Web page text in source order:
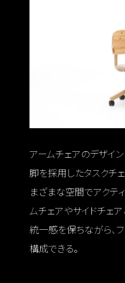
アームチェアのデザイ
脚を採用したタスクチェ
まざまな空間でアクテ
ムチェアやサイドチェ
統一感を保ちながら、
構成できる。